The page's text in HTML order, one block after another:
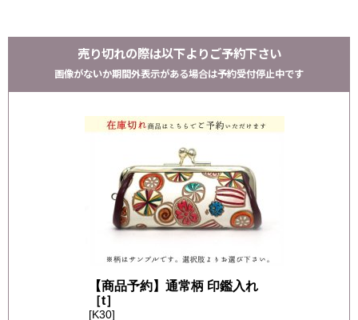
売り切れの際は以下よりご予約下さい
画像がないか期間外表示がある場合は予約受付停止中です